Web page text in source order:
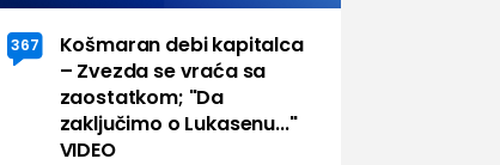
367
Košmaran debi kapitalca
– Zvezda se vraća sa
zaostatkom; "Da
zaključimo o Lukasenu..."
VIDEO